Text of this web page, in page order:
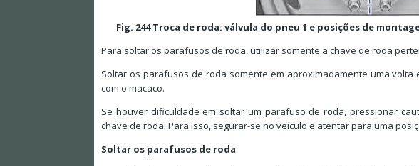
Fig. 244 Troca de roda: válvula do pneu 1 e posições de
Para soltar os parafusos de roda, utilizar somente a chave de roda
Soltar os parafusos de roda somente em aproximadamente uma
com o macaco.
Se houver dificuldade em soltar um parafuso de roda, pressionar
chave de roda. Para isso, segurar-se no veículo e atentar para uma
Soltar os parafusos de roda